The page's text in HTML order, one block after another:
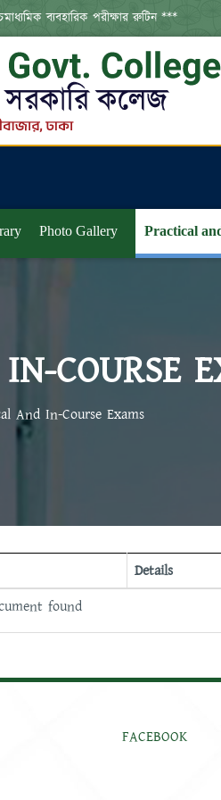
ব্যবহারিক পরীক্ষার রুটিন ***
Photo Gallery Practical
COURSE
And In-Course Exams
Details
found
FACEBOOK